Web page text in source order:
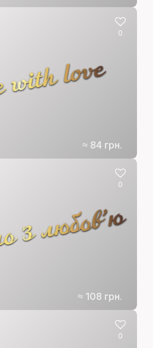
with love
≈ 84 грн.
0
з любов’ю
≈ 108 грн.
0
0